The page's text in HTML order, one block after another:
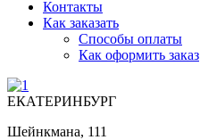
Контакты
Как заказать
Способы оплаты
Как оформить заказ
ЕКАТЕРИНБУРГ
Шейнкмана, 111